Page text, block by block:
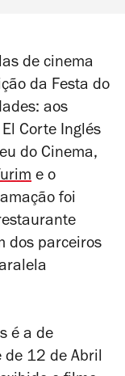
de cinema
da Festa do
aos
Corte Inglés
do Cinema,
e o
foi
dos parceiros
é a de
12 de Abril